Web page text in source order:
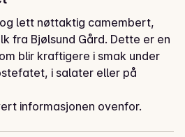
lett nøttaktig camembert,
fra Bjølsund Gård. Dette er en
blir kraftigere i smak under
i salater eller på
informasjonen ovenfor.